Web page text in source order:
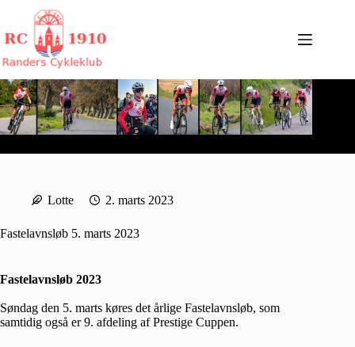
indhold
Lotte 2. marts 2023
Fastelavnsløb 5. marts 2023
Fastelavnsløb 2023
Søndag den 5. marts køres det årlige Fastelavnsløb, som
samtidig også er 9. afdeling af Prestige Cuppen.